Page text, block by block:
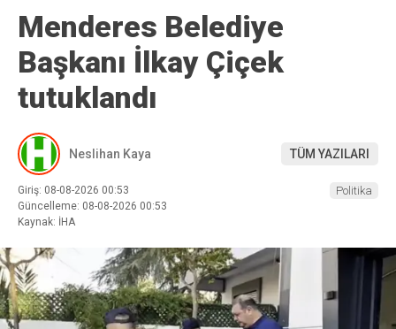
Menderes Belediye
Başkanı İlkay Çiçek
tutuklandı
Neslihan Kaya TÜM YAZILARI
Giriş: 08-08-2026 00:53
Güncelleme: 08-08-2026 00:53
Kaynak: İHA
Politika